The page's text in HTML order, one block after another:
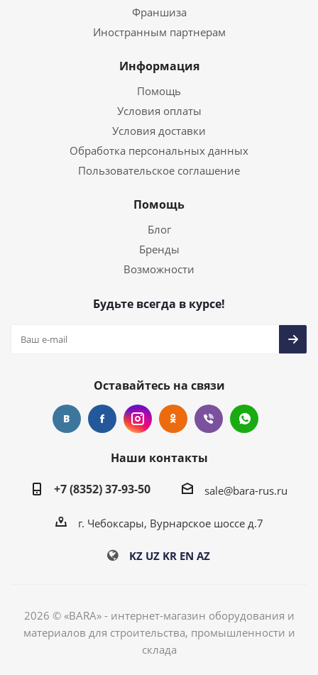
Франшиза
Иностранным партнерам
Информация
Помощь
Условия оплаты
Условия доставки
Обработка персональных данных
Пользовательское соглашение
Помощь
Блог
Бренды
Возможности
Будьте всегда в курсе!
Оставайтесь на связи
Наши контакты
+7 (8352) 37-93-50
sale@bara-rus.ru
г. Чебоксары, Вурнарское шоссе д.7
KZ UZ KR EN AZ
2026 © «BARA» - интернет-магазин оборудования и
материалов для строительства, промышленности и
склада